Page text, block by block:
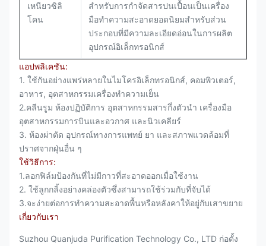
เหนียวซิลิ
โคน
สำหรับการกำจัดสารปนเปื้อนเป็นเครื่อง
มือทำความสะอาดยอดนิยมสำหรับส่วน
ประกอบที่มีความละเอียดอ่อนในการผลิต
อุปกรณ์อิเล็กทรอนิกส์
แอปพลิเคชัน:
1. ใช้กันอย่างแพร่หลายในไมโครอิเล็กทรอนิกส์, คอมพิวเตอร์,
อาหาร, อุตสาหกรรมเครื่องทำความเย็น
2.คลีนรูม ห้องปฏิบัติการ อุตสาหกรรมสารกึ่งตัวนำ เครื่องมือ
อุตสาหกรรมการบินและอวกาศ และนิวเคลียร์
3. ห้องผ่าตัด อุปกรณ์ทางการแพทย์ ยา และสภาพแวดล้อมที่
ปราศจากฝุ่นอื่น ๆ
ใช้วิธีการ:
1.ลอกฟิล์มป้องกันที่ไม่มีกาวที่สะอาดออกเมื่อใช้งาน
2. ใช้ลูกกลิ้งอย่างคล่องตัวซึ่งสามารถใช้ร่วมกับที่จับได้
3.จะง่ายต่อการทำความสะอาดพื้นหรือหลังคาให้อยู่กับเสาขยาย
เกี่ยวกับเรา
Suzhou Quanjuda Purification Technology Co., LTD ก่อตั้ง